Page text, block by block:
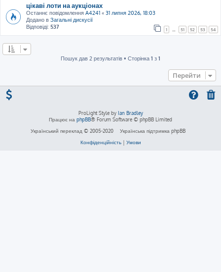
цікаві лоти на аукціонах
Останнє повідомлення A4241 « 31 липня 2026, 18:03
Додано в Загальні дискусії
Відповіді: 537 1 51 52 53 54
Пошук дав 2 результатів • Сторінка 1 з 1
Перейти
ProLight Style by Ian Bradley
Працює на phpBB® Forum Software © phpBB Limited
Український переклад © 2005-2020
Українська підтримка phpBB
Конфіденційність| Умови